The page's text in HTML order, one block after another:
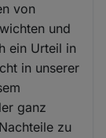
von
und
ein Urteil in
in unserer
ganz
zu